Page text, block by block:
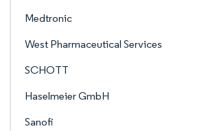
Medtronic
West Pharmaceutical Services
SCHOTT
Haselmeier GmbH
Sanofi